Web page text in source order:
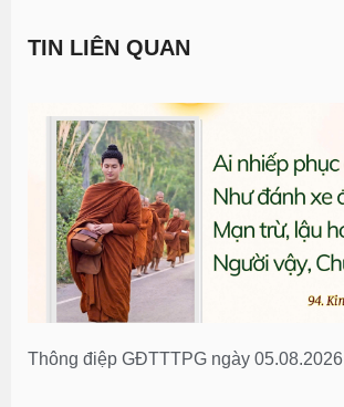
TIN LIÊN QUAN
Thông điệp GĐTTTPG ngày 05.08.2026